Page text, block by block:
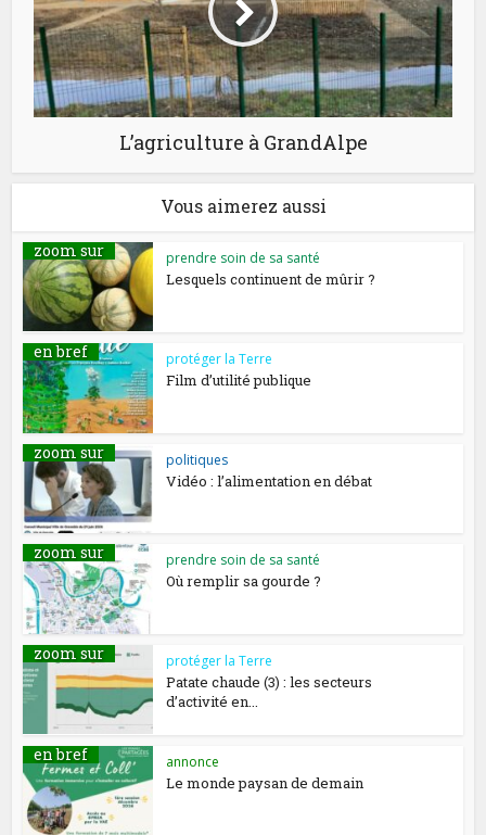
L’agriculture à GrandAlpe
Vous aimerez aussi
zoom sur prendre soin de sa santé
Lesquels continuent de mûrir ?
en bref protéger la Terre
Film d’utilité publique
zoom sur politiques
Vidéo : l’alimentation en débat
zoom sur prendre soin de sa santé
Où remplir sa gourde ?
zoom sur protéger la Terre
Patate chaude (3) : les secteurs
d’activité en...
en bref annonce
Le monde paysan de demain